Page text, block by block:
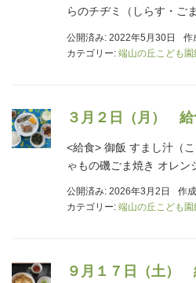
らのチヂミ（しらす・ごま
公開済み: 2022年5月30日 作
カテゴリー: 端山の丘こども園
３月２日（月） 給
<給食> 御飯 すまし汁（
ゃもの磯ごま焼き オレン
公開済み: 2026年3月2日 作
カテゴリー: 端山の丘こども園
９月１７日（土）